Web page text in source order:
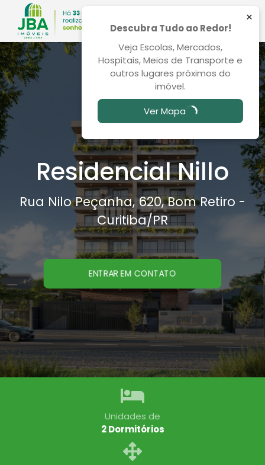
Residencial Nillo
Rua Nilo Peçanha, 620, Bom Retiro -
Curitiba/PR
ENTRAR EM CONTATO
Unidades de
2 Dormitórios
×
Descubra Tudo ao Redor!
Veja Escolas, Mercados,
Hospitais, Meios de Transporte e
outros lugares próximos do
imóvel.
Ver Mapa